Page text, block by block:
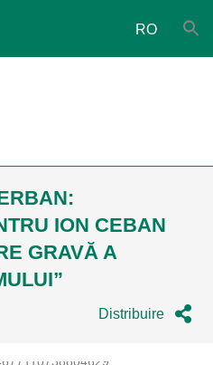
RO
ION CEBAN
GRAVĂ A
Distribuire